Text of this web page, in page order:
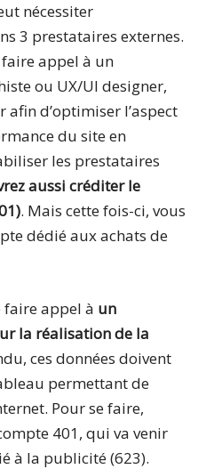
nécessiter
3 prestataires externes.
appel à un
ou UX/UI designer,
afin d’optimiser l’aspect
du site en
les prestataires
aussi créditer le
. Mais cette fois-ci, vous
dédié aux achats de
faire appel à un
la réalisation de la
ces données doivent
permettant de
Pour se faire,
401, qui va venir
à la publicité (623).